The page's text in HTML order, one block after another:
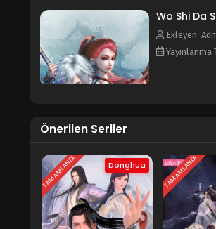
Wo Shi Da
Ekleyen:
Yayınlanma
Önerilen Seriler
TAMAMLANDI Donghua TAMAMLANDI